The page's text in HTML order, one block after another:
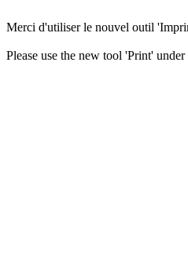
Merci d'utiliser le nouvel outil
Please use the new tool 'Print'